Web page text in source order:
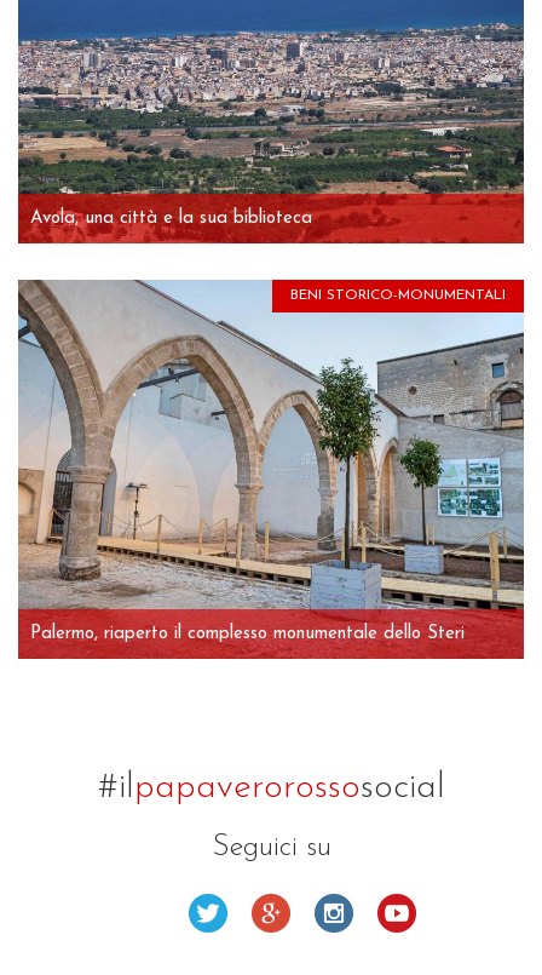
Avola, una città e la sua biblioteca
BENI STORICO-MONUMENTALI
Palermo, riaperto il complesso monumentale dello Steri
#ilpapaverorossosocial
Seguici su